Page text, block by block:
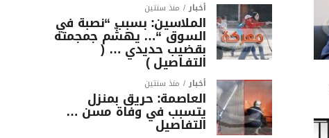
أخبار منذ سنتين
الملاسين: بسبب “نصبة في
السوق “… يهشّم جمجمته
بقضيب حديدي … (
التفـاصيل )
أخبار منذ سنتين
العاصمة: حريق بمنزل
يتسبب في وفاة مسن …
التفاصيل